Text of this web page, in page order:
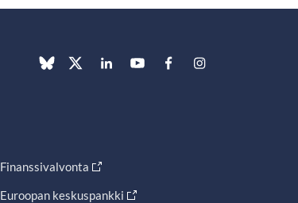
Finanssivalvonta
Euroopan keskuspankki